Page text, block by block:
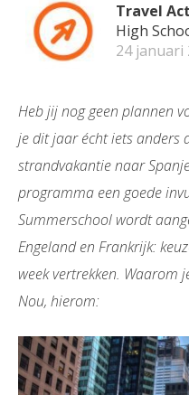
Travel
High
24 januari
Heb jij nog geen plannen
je dit jaar écht iets anders
strandvakantie naar
programma een goede
Summerschool wordt
Engeland en Frankrijk:
week vertrekken. Waarom
Nou, hierom: